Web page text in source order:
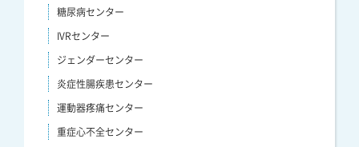
糖尿病センター
IVRセンター
ジェンダーセンター
炎症性腸疾患センター
運動器疼痛センター
重症心不全センター